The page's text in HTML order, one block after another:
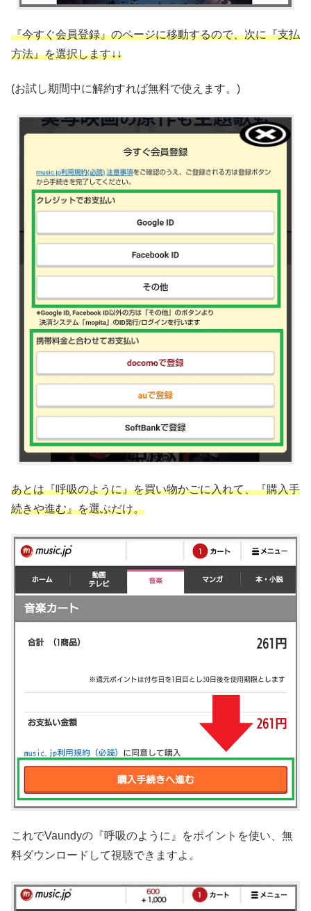
『今すぐ会員登録』のページに移動するので、次に『支払
方法』を選択します↓↓
(お試し期間中に解約すれば無料で使えます。)
あとは『呼吸のように』を買い物かごに入れて、『購入手
続きや進む』を選ぶだけ。
これでVaundyの『呼吸のように』をポイントを使い、無
料ダウンロードして視聴できますよ。